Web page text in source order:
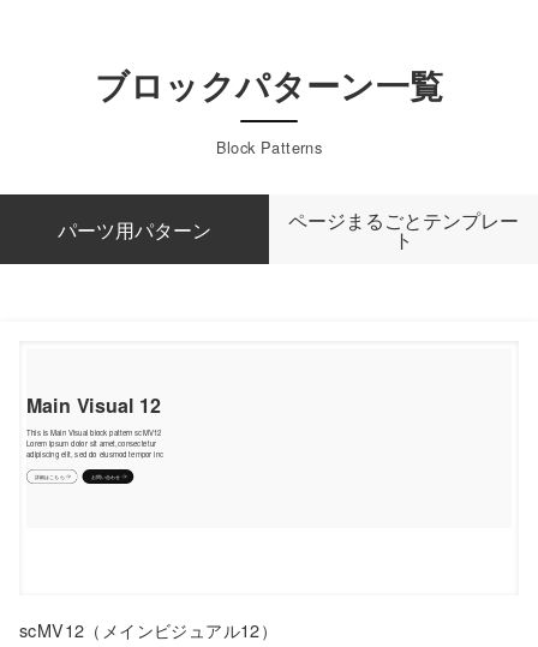
ブロックパターン一覧
Block Patterns
パーツ用パターン ページまるごとテンプレー
ト
scMV12（メインビジュアル12）